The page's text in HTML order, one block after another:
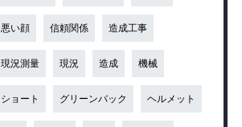
悪い顔 信頼関係 造成工事
現況測量 現況 造成 機械
ショート グリーンバック ヘルメット